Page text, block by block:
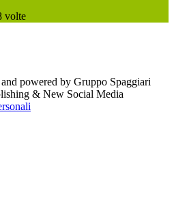
volte
powered by Gruppo Spaggiari
& New Social Media